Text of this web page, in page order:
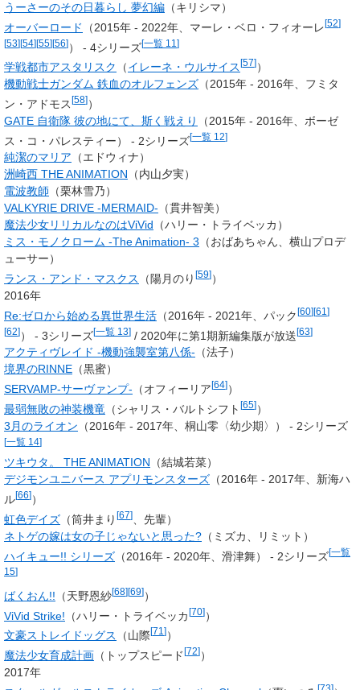
うーさーのその日暮らし 夢幻編 （キリシマ）
オーバーロード
（2015年 - 2022年、 マーレ・ベロ・フィオーレ[52]
[53][54][55][56]） - 4シリーズ[一覧 11 ]
学戦都市アスタリスク （イレーネ・ウルサイス [57] ）
機動戦士ガンダム 鉄血のオルフェンズ （2015年 - 2016年、フミタ
ン・アドモス [58] ）
GATE 自衛隊 彼の地にて、斯く戦えり
（2015年 - 2016年、ボーゼ
ス・コ・パレスティー） - 2シリーズ[一覧 12]
純潔のマリア （エドウィナ）
洲崎西 THE ANIMATION （内山夕実）
電波教師 （栗林雪乃）
VALKYRIE DRIVE -MERMAID- （貫井智美）
魔法少女リリカルなのはViVid （ハリー・トライベッカ）
ミス・モノクローム -The Animation- 3 （おばあちゃん、横山プロデ
ューサー）
ランス・アンド・マスクス
（陽月のり [59] ）
2016年
Re:ゼロから始める異世界生活 （2016年 - 2021年、 パック[60][61 ]
[62]） - 3シリーズ[一覧 13] / 2020年に第1期新編集版が放送[63]
アクティヴレイド -機動強襲室第八係- （法子）
境界のRINNE （黒蜜）
SERVAMP-サーヴァンプ- （オフィーリア[64] ）
最弱無敗の神装機竜 （シャリス・バルトシフト [65]）
3月のライオン （2016年 - 2017年、桐山零〈幼少期〉） - 2シリーズ
[一覧 14]
ツキウタ。 THE ANIMATION （結城若菜）
デジモンユニバース アプリモンスターズ （2016年 - 2017年、 新海ハ
ル[66] ）
虹色デイズ （筒井まり [67]
、先輩）
ネトゲの嫁は女の子じゃないと思った? （ミズカ、リミット）
ハイキュー!! シリーズ （2016年 - 2020年、滑津舞） - 2シリーズ[一覧
15]
ばくおん!! （天野恩紗[68][69]）
ViVid Strike! （ハリー・トライベッカ[70]）
文豪ストレイドッグス
（山際[71 ] ）
魔法少女育成計画 （ トップスピード[72]）
2017年
[73]